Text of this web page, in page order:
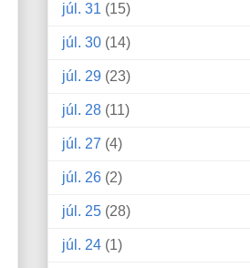
júl. 31 (15)
júl. 30 (14)
júl. 29 (23)
júl. 28 (11)
júl. 27 (4)
júl. 26 (2)
júl. 25 (28)
júl. 24 (1)